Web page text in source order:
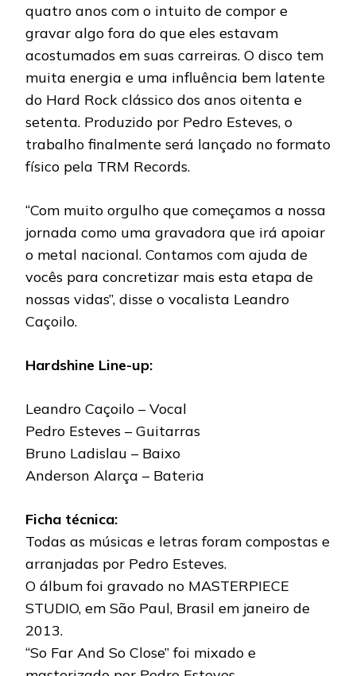
quatro anos com o intuito de compor e
gravar algo fora do que eles estavam
acostumados em suas carreiras. O disco tem
muita energia e uma influência bem latente
do Hard Rock clássico dos anos oitenta e
setenta. Produzido por Pedro Esteves, o
trabalho finalmente será lançado no formato
físico pela TRM Records.
“Com muito orgulho que começamos a nossa
jornada como uma gravadora que irá apoiar
o metal nacional. Contamos com ajuda de
vocês para concretizar mais esta etapa de
nossas vidas”, disse o vocalista Leandro
Caçoilo.
Hardshine Line-up:
Leandro Caçoilo – Vocal
Pedro Esteves – Guitarras
Bruno Ladislau – Baixo
Anderson Alarça – Bateria
Ficha técnica:
Todas as músicas e letras foram compostas e
arranjadas por Pedro Esteves.
O álbum foi gravado no MASTERPIECE
STUDIO, em São Paul, Brasil em janeiro de
2013.
“So Far And So Close” foi mixado e